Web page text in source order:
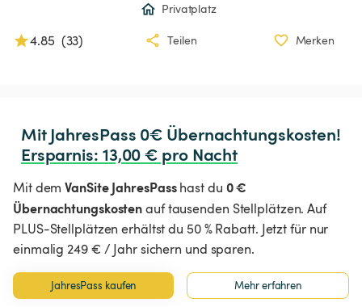
Privatplatz
4.85 (33) Teilen Merken
Ersparnis: 13,00 € pro Nacht
Mit demVanSite JahresPasshast du 0 €
Übernachtungskostenauf tausenden Stellplätzen. Auf
PLUS-Stellplätzen erhältst du 50 % Rabatt. Jetzt für nur
einmalig 249 € / Jahr sichern und sparen.
JahresPass kaufen Mehr erfahren